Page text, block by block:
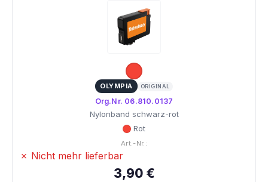
OLYMPIA ORIGINAL
Org.Nr. 06.810.0137
Nylonband schwarz-rot
Rot
Art.-Nr.:
✗ Nicht mehr lieferbar
3,90 €